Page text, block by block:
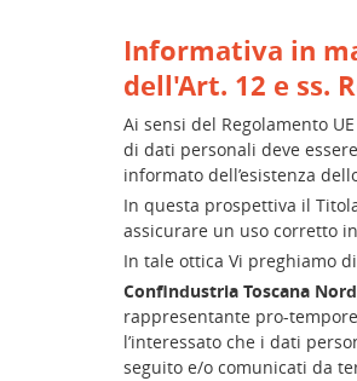
Informativa in
dell'Art. 12 e ss.
Ai sensi del Regolamento
di dati personali deve
informato dell’esistenza
In questa prospettiva il
assicurare un uso corretto
In tale ottica Vi preghiamo
Confindustria Toscana Nord
rappresentante pro-
l’interessato che i dati
seguito e/o comunicati da